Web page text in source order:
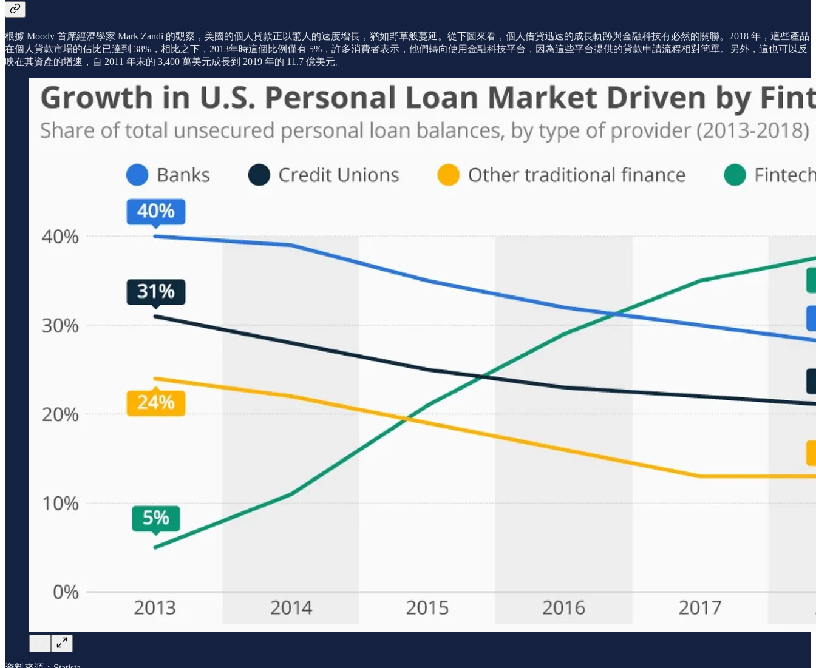
根據 Moody 首席經濟學家 Mark Zandi 的觀察，美國的個人貸款正以驚人的速度增長，猶如野草般蔓延。從下圖來看，個人借貸迅速的成長軌跡與金融科技有必然的關聯。2018 年，這些產品
在個人貸款市場的佔比已達到 38%，相比之下，2013年時這個比例僅有 5%，許多消費者表示，他們轉向使用金融科技平台，因為這些平台提供的貸款申請流程相對簡單。另外，這也可以反
映在其資產的增速，自 2011 年末的 3,400 萬美元成長到 2019 年的 11.7 億美元。